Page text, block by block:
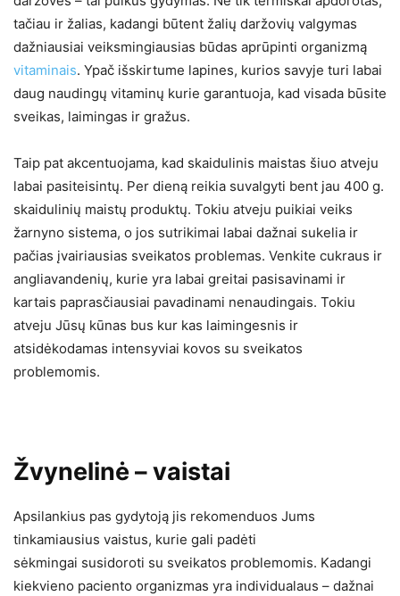
tačiau ir žalias, kadangi būtent žalių daržovių valgymas
dažniausiai veiksmingiausias būdas aprūpinti organizmą
vitaminais. Ypač išskirtume lapines, kurios savyje turi labai
daug naudingų vitaminų kurie garantuoja, kad visada būsite
sveikas, laimingas ir gražus.
Taip pat akcentuojama, kad skaidulinis maistas šiuo atveju
labai pasiteisintų. Per dieną reikia suvalgyti bent jau 400 g.
skaidulinių maistų produktų. Tokiu atveju puikiai veiks
žarnyno sistema, o jos sutrikimai labai dažnai sukelia ir
pačias įvairiausias sveikatos problemas. Venkite cukraus ir
angliavandenių, kurie yra labai greitai pasisavinami ir
kartais paprasčiausiai pavadinami nenaudingais. Tokiu
atveju Jūsų kūnas bus kur kas laimingesnis ir
atsidėkodamas intensyviai kovos su sveikatos
problemomis.
Žvynelinė – vaistai
Apsilankius pas gydytoją jis rekomenduos Jums
tinkamiausius vaistus, kurie gali padėti
sėkmingai susidoroti su sveikatos problemomis. Kadangi
kiekvieno paciento organizmas yra individualaus – dažnai